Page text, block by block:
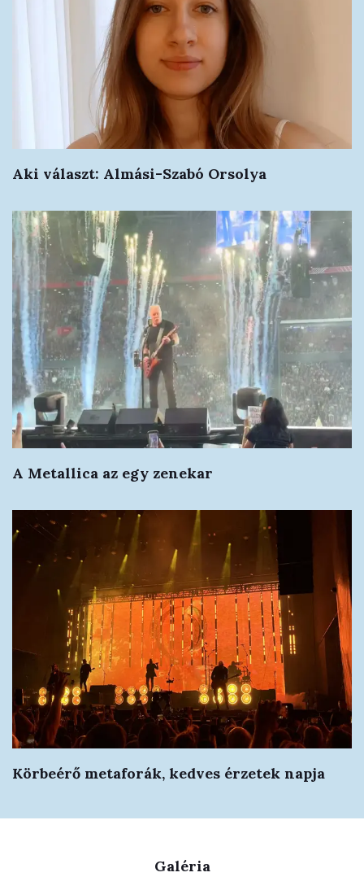
Aki választ: Almási-Szabó Orsolya
A Metallica az egy zenekar
Körbeérő metaforák, kedves érzetek napja
Galéria